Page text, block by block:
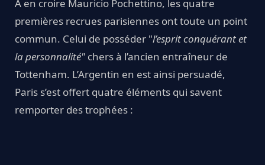
À en croire Mauricio Pochettino, les quatre
premières recrues parisiennes ont toute un point
commun. Celui de posséder "l’esprit conquérant et
la personnalité" chers à l’ancien entraîneur de
Tottenham. L’Argentin en est ainsi persuadé,
Paris s’est offert quatre éléments qui savent
remporter des trophées :